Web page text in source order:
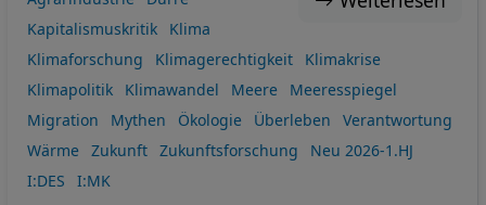
Kapitalismuskritik
Klima
Klimaforschung
Klimagerechtigkeit
Klimakrise
Klimapolitik
Klimawandel Meere
Meeresspiegel
Migration
Mythen Ökologie Überleben
Verantwortung
Wärme
Zukunft Zukunftsforschung
Neu 2026-1.HJ
I:DES
I:MK